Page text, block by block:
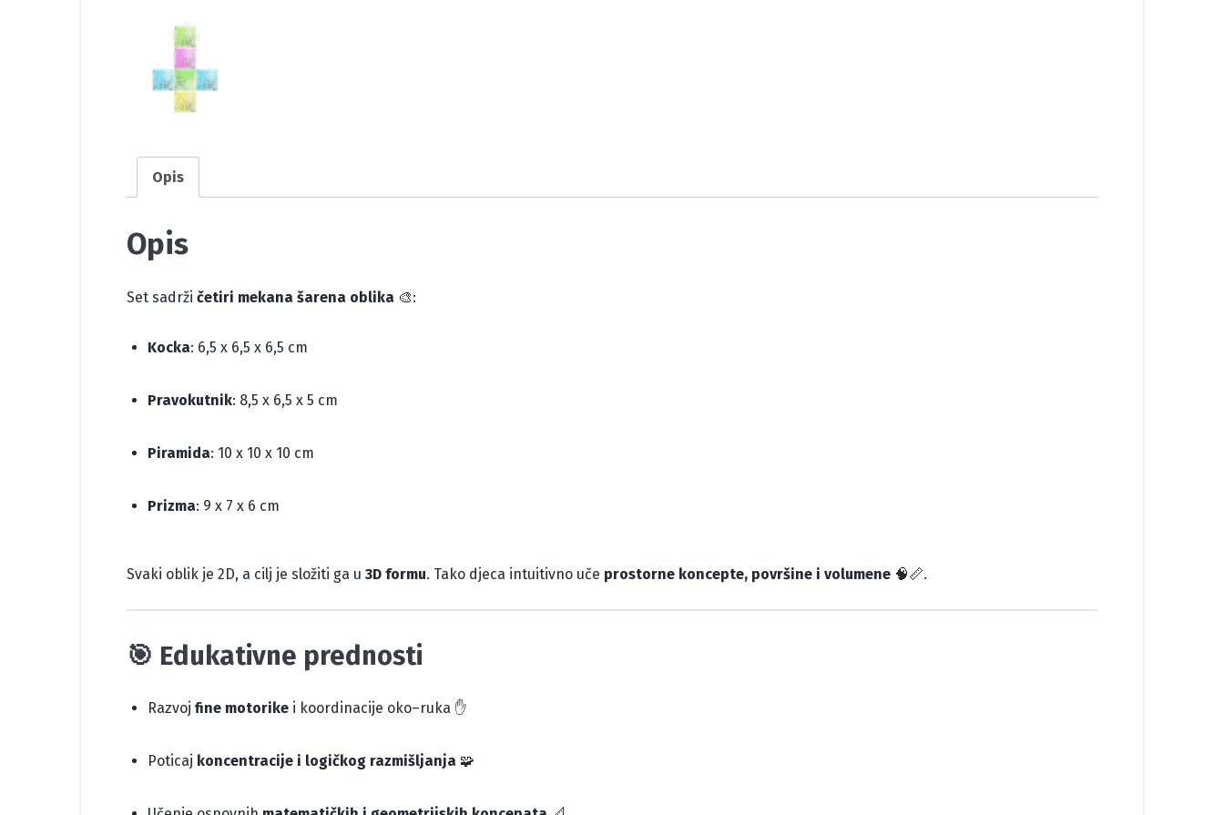
Opis
Opis
Set sadrži četiri mekana šarena oblika 🎨:
Kocka: 6,5 x 6,5 x 6,5 cm
Pravokutnik: 8,5 x 6,5 x 5 cm
Piramida: 10 x 10 x 10 cm
Prizma: 9 x 7 x 6 cm
Svaki oblik je 2D, a cilj je složiti ga u 3D formu. Tako djeca intuitivno uče prostorne koncepte, površine i volumene 🧠📏.
🎯 Edukativne prednosti
Razvoj fine motorike i koordinacije oko–ruka ✋
Poticaj koncentracije i logičkog razmišljanja 🧩